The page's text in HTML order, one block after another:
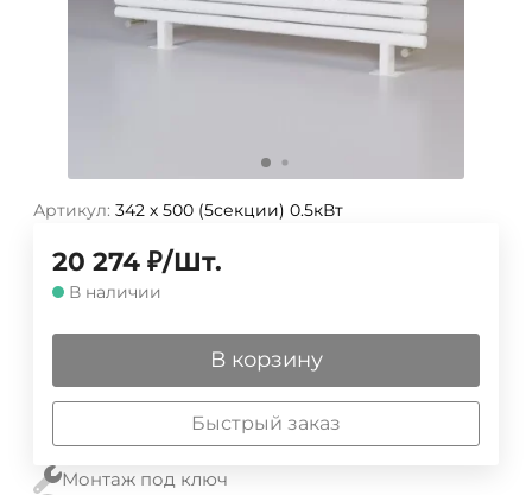
Артикул: 342 х 500 (5секции) 0.5кВт
20 274 ₽/Шт.
В наличии
В корзину
Быстрый заказ
Монтаж под ключ